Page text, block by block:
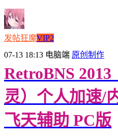
发帖狂魔VIP2
07-13 18:13 电脑端 原创制作
RetroBNS
灵）个人加速/
飞天辅助 PC版